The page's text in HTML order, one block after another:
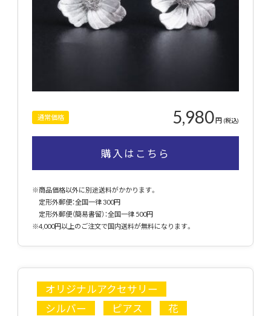
通常価格 5,980円 (税込)
購入はこちら
※商品価格以外に別途送料がかかります。
定形外郵便：全国一律 300円
定形外郵便（簡易書留）：全国一律 500円
※4,000円以上のご注文で国内送料が無料になります。
オリジナルアクセサリー
シルバー
ピアス 花